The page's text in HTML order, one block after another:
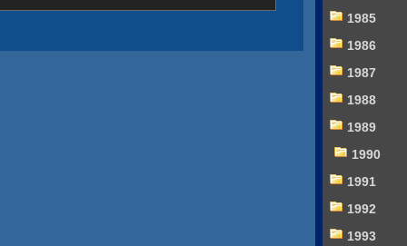
1985
1986
1987
1988
1989
1990
1991
1992
1993